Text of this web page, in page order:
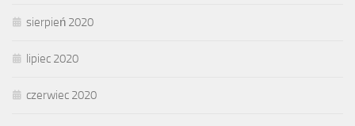
sierpień 2020
lipiec 2020
czerwiec 2020